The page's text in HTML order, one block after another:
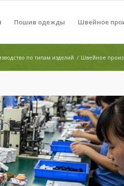
Пошив одежды Швейное
по типам изделий / Швейное